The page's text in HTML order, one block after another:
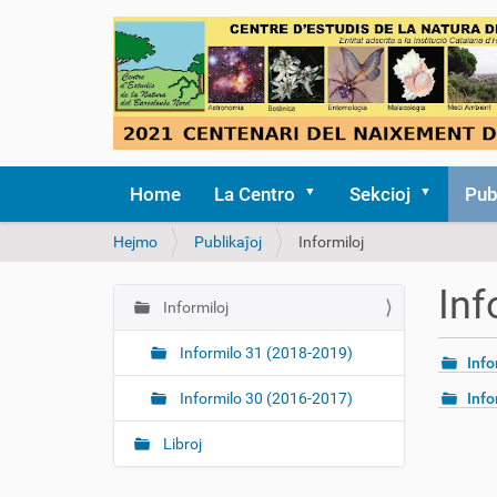
Home La Centro Sekcioj
V
t
s
i
Hejmo Publikaĵoj Informiloj
N
g
a
Informiloj
Informilo 31 (2018-2019)
Informilo 30 (2016-2017)
Libroj